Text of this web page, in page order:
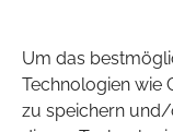
Um das
Technologien wie
zu speichern und/
Mecklenburg-
Niedersachsen